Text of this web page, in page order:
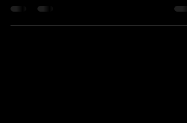
式会社 スノーピーク」